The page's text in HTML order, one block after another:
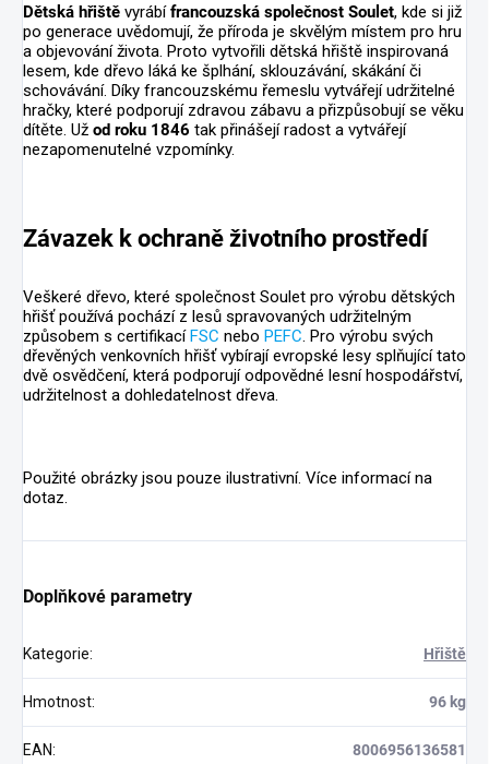
Dětská hřiště vyrábífrancouzská společnost Soulet, kde si již
po generace uvědomují, že příroda je skvělým místem pro hru
a objevování života. Proto vytvořili dětská hřiště inspirovaná
lesem, kde dřevo láká ke šplhání, sklouzávání, skákání či
schovávání. Díky francouzskému řemeslu vytvářejí udržitelné
hračky, které podporují zdravou zábavu a přizpůsobují se věku
dítěte. Už od roku 1846 tak přinášejí radost a vytvářejí
nezapomenutelné vzpomínky.
Závazek k ochraně životního prostředí
Veškeré dřevo, které společnost Soulet pro výrobu dětských
hřišť používá pochází z lesů spravovaných udržitelným
způsobem s certifikacíFSC nebo PEFC. Pro výrobu svých
dřevěných venkovních hřišť vybírají evropské lesy splňující tato
dvě osvědčení, která podporují odpovědné lesní hospodářství,
udržitelnost a dohledatelnost dřeva.
Použité obrázky jsou pouze ilustrativní. Více informací na
dotaz.
Doplňkové parametry
Kategorie: Hřiště
Hmotnost: 96 kg
EAN: 8006956136581